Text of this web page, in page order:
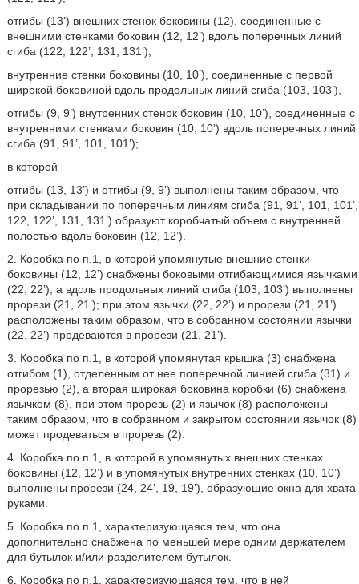
отгибы (13’) внешних стенок боковины (12), соединенные с
внешними стенками боковин (12, 12’) вдоль поперечных линий
сгиба (122, 122’, 131, 131’),
внутренние стенки боковины (10, 10’), соединенные с первой
широкой боковиной вдоль продольных линий сгиба (103, 103’),
отгибы (9, 9’) внутренних стенок боковин (10, 10’), соединенные с
внутренними стенками боковин (10, 10’) вдоль поперечных линий
сгиба (91, 91’, 101, 101’);
в которой
отгибы (13, 13’) и отгибы (9, 9’) выполнены таким образом, что
при складывании по поперечным линиям сгиба (91, 91’, 101, 101’,
122, 122’, 131, 131’) образуют коробчатый объем с внутренней
полостью вдоль боковин (12, 12’).
2. Коробка по п.1, в которой упомянутые внешние стенки
боковины (12, 12’) снабжены боковыми отгибающимися язычками
(22, 22’), а вдоль продольных линий сгиба (103, 103’) выполнены
прорези (21, 21’); при этом язычки (22, 22’) и прорези (21, 21’)
расположены таким образом, что в собранном состоянии язычки
(22, 22’) продеваются в прорези (21, 21’).
3. Коробка по п.1, в которой упомянутая крышка (3) снабжена
отгибом (1), отделенным от нее поперечной линией сгиба (31) и
прорезью (2), а вторая широкая боковина коробки (6) снабжена
язычком (8), при этом прорезь (2) и язычок (8) расположены
таким образом, что в собранном и закрытом состоянии язычок (8)
может продеваться в прорезь (2).
4. Коробка по п.1, в которой в упомянутых внешних стенках
боковины (12, 12’) и в упомянутых внутренних стенках (10, 10’)
выполнены прорези (24, 24’, 19, 19’), образующие окна для хвата
руками.
5. Коробка по п.1, характеризующаяся тем, что она
дополнительно снабжена по меньшей мере одним держателем
для бутылок и/или разделителем бутылок.
6. Коробка по п.1, характеризующаяся тем, что в ней